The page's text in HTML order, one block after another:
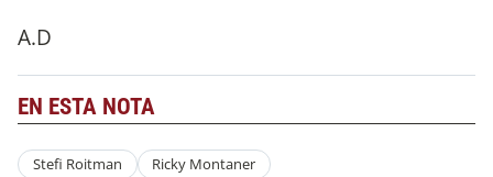
A.D
EN ESTA NOTA
Stefi Roitman Ricky Montaner